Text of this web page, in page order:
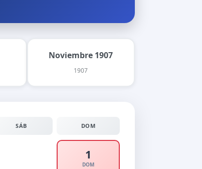
Noviembre 1907
1907
SÁB DOM
1
DOM